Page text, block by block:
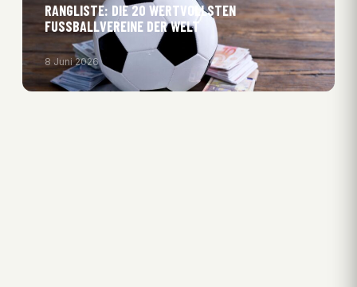
RANGLISTE: DIE 20 WERTVOLLSTEN
FUSSBALLVEREINE DER WELT
8 Juni 2026